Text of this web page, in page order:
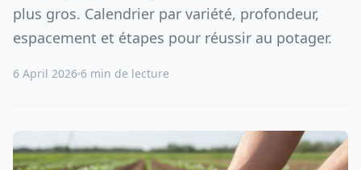
plus gros. Calendrier par variété, profondeur,
espacement et étapes pour réussir au potager.
6 April 2026 6 min de lecture